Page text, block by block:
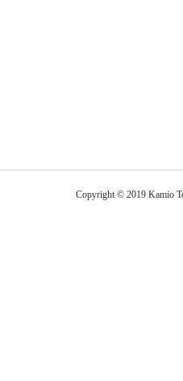
Copyright © 2019 Kamio